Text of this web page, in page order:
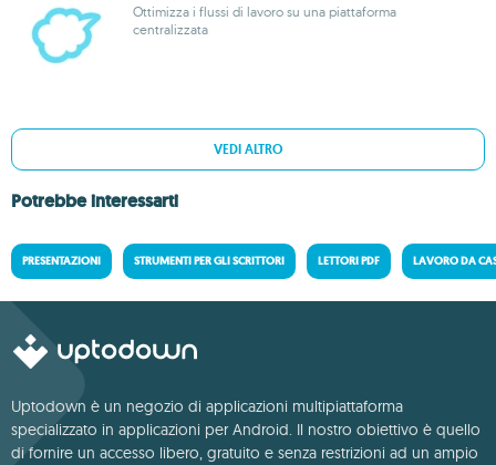
Ottimizza i flussi di lavoro su una piattaforma
centralizzata
VEDI ALTRO
Potrebbe interessarti
PRESENTAZIONI STRUMENTI PER GLI SCRITTORI LETTORI PDF LAVORO DA
Uptodown è un negozio di applicazioni multipiattaforma
specializzato in applicazioni per Android. Il nostro obiettivo è quello
di fornire un accesso libero, gratuito e senza restrizioni ad un ampio